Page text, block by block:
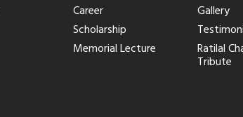
Career
Scholarship
Memorial Lecture
Gallery
Ratilal
Tribute